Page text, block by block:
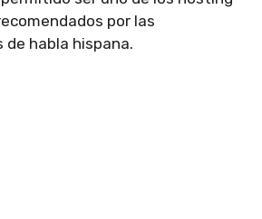
por las
de habla hispana.